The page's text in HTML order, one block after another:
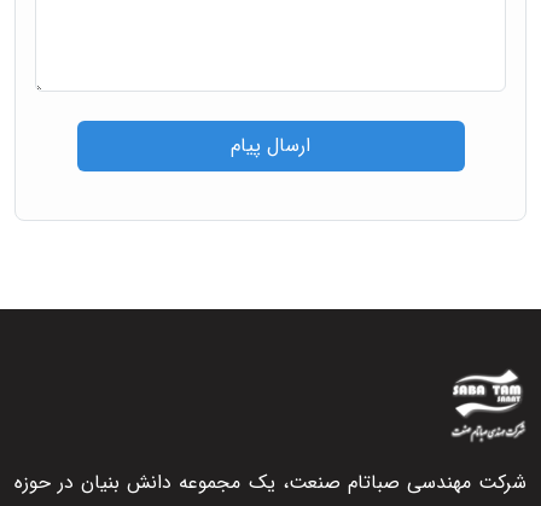
ارسال پیام
شرکت مهندسی صباتام صنعت، یک مجموعه دانش بنیان در حوزه